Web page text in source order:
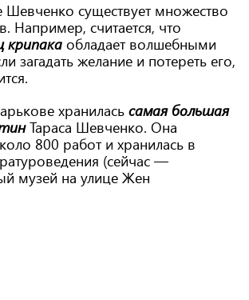
Шевченко существует множество
Например, считается, что
крипака обладает волшебными
загадать желание и потереть его,
хранилась самая большая
Тараса Шевченко. Она
800 работ и хранилась в
(сейчас —
музей на улице Жен